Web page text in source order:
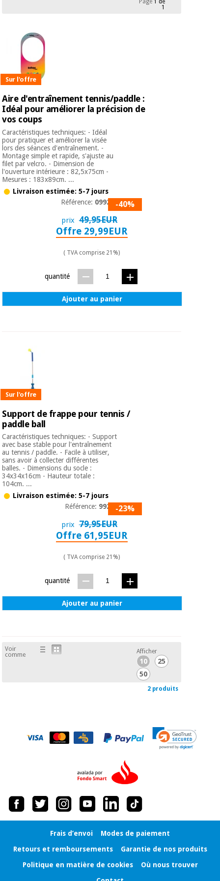
Offres
Outlet
Académie
Tech
Fisaude
Médecine
traditionnelle
chinoise
Mobilier
clinique
Armoires
thérapeutiques
Matériel de
protection
essentiel
pour les
coronavirus
sanitaires
Orthopédie
Instruments
chirurgicaux
(déstockage)
Nouveautes
Offres
Outlet
Académie
Tech
Fisaude
équipement
médical
traditionnelle
chinoise
Mobilier
clinique
Armoires
thérapeutiques
Aérobic,
fitness
sanitaires
Vétérinaire
Orthopédie
Page1 de
1
Sur l'offre
Aire d'entraînement tennis/paddle :
Idéal pour améliorer la précision de
vos coups
Caractéristiques techniques: - Idéal
pour pratiquer et améliorer la visée
lors des séances d'entraînement. -
Montage simple et rapide, s'ajuste au
filet par velcro. - Dimension de
l'ouverture intérieure : 82,5x75cm -
Mesures : 183x89cm. ...
Livraison estimée: 5-7 jours
Référence: 099268-40%
prix 49,95EUR
Offre 29,99EUR
( TVA comprise 21%)
quantité
Ajouter au panier
Sur l'offre
Support de frappe pour tennis /
paddle ball
Caractéristiques techniques: - Support
avec base stable pour l'entraînement
au tennis / paddle. - Facile à utiliser,
sans avoir à collecter différentes
balles. - Dimensions du socle :
34x34x16cm - Hauteur totale :
104cm. ...
Livraison estimée: 5-7 jours
Référence: 99263-23%
prix 79,95EUR
Offre 61,95EUR
( TVA comprise 21%)
quantité
Ajouter au panier
Voir
comme
Afficher
10
25
50
2 produits
Frais d’envoi
Modes de paiement
Retours et remboursements
Garantie de nos produits
Politique en matière de cookies
Où nous trouver